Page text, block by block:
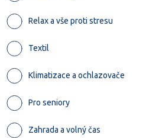
Relax a vše proti stresu
Textil
Klimatizace a ochlazovače
Pro seniory
Zahrada a volný čas